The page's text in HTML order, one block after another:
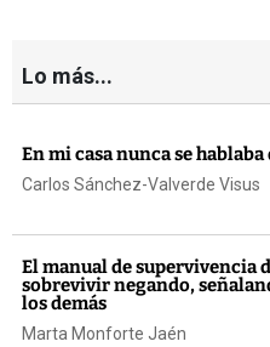
Lo más...
En mi casa nunca se
Carlos Sánchez-Valverde Visus
El manual de supervivencia
sobrevivir negando,
los demás
Marta Monforte Jaén